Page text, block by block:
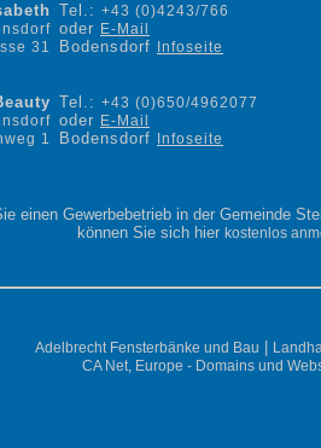
31
Tel.: +43 (0)4243/766
oder E-Mail
Bodensdorf Infoseite
1
Tel.: +43 (0)650/4962077
oder E-Mail
Bodensdorf Infoseite
einen Gewerbebetrieb in der Gemeinde
können Sie sich hier kostenlos
Adelbrecht Fensterbänke und Bau
CA Net, Europe - Domains und